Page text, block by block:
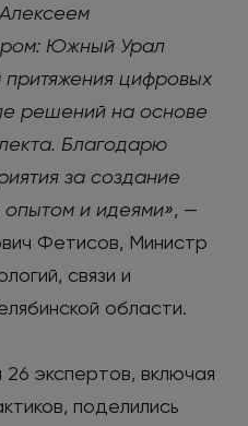
Южный Урал
цифровых
решений на основе
Благодарю
за создание
и идеями», —
Фетисов, Министр
связи и
области.
экспертов, включая
поделились